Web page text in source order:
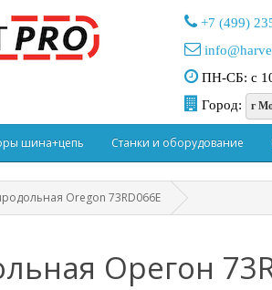
+7 (499)
ПН-СБ: с
Город:
г
шина+цепь Станки и оборудование
Oregon 73RD066E
Орегон